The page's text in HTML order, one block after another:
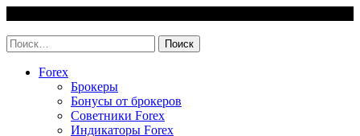
content
Найти:
Forex
Брокеры
Бонусы от брокеров
Советники Forex
Индикаторы Forex